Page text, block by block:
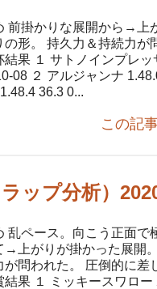
前掛かりな展開から→上
の形。 持久力＆持続力が
結果 １ サトノインプレッ
08 ２ アルジャンナ
36.3 0...
この記
ップ分析）
乱ペース。向こう正面で
→上がりが掛かった展開
が問われた。 圧倒的に差
結果 １ ミッキースワロー